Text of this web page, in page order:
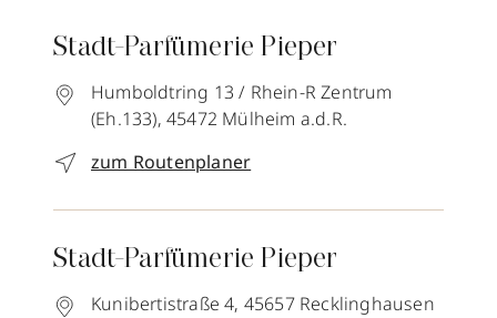
Stadt-Parfümerie Pieper
Humboldtring 13 / Rhein-R Zentrum
(Eh.133), 45472 Mülheim a.d.R.
zum Routenplaner
Stadt-Parfümerie Pieper
Kunibertistraße 4, 45657 Recklinghausen